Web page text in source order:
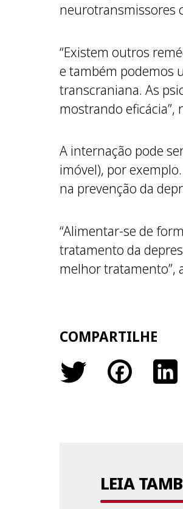
neurotransmissores
“Existem outros
e também podemos
transcraniana. As
mostrando eficácia”,
A internação pode
imóvel), por
na prevenção da
“Alimentar-se de
tratamento da
melhor tratamento”,
COMPARTILHE
LEIA